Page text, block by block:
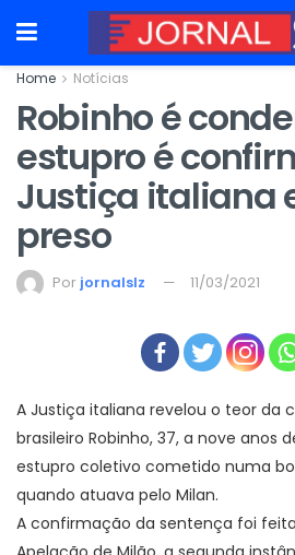
Home Notícias
Robinho é
estupro é
Justiça italiana
preso
Por jornalslz 11/03/2021
A Justiça italiana revelou o teor da
brasileiro Robinho, 37, a nove anos
estupro coletivo cometido numa
quando atuava pelo Milan.
A confirmação da sentença foi